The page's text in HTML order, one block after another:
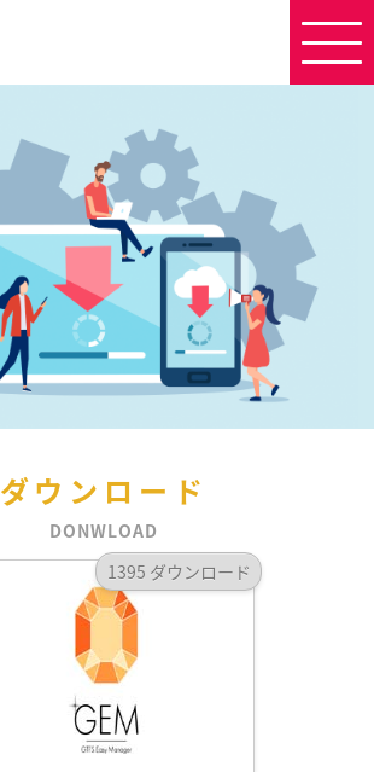
ダウンロード
DONWLOAD
1395 ダウンロード